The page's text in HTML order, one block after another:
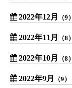
2022年12月 （9）
2022年11月 （8）
2022年10月 （8）
2022年9月 （9）